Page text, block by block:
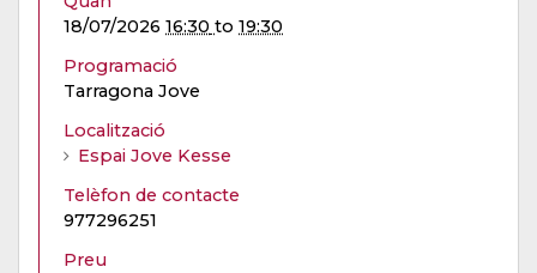
18/07/2026 16:30 to 19:30
Programació
Tarragona Jove
Localització
Espai Jove Kesse
Telèfon de contacte
977296251
Preu